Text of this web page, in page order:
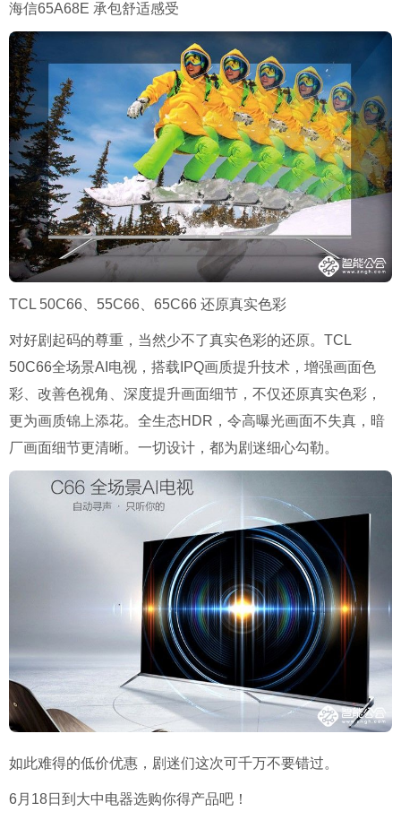
海信65A68E 承包舒适感受
TCL 50C66、 55C66 65C66 还原真实色彩
对好剧起码的尊重，当然少不了真实色彩的还原。 TCL
50C66全场景AI 电视，搭载 IPQ画质提升技术，增强画面色
彩、改善色视角、深度提升画面细节，不仅还原真实色彩，
更为画质锦上添花。全生态HDR ，令高曝光画面不失真，暗
厂画面细节更清晰。一切设计，都为剧迷细心勾勒。
如此难得的低价优惠，剧迷们这次可千万不要错过。
6月 18日到大中电器选购你得产品吧！